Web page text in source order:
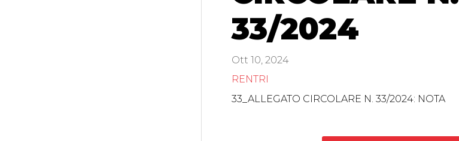
33/2024
Ott 10, 2024
RENTRI
33_ALLEGATO CIRCOLARE N. 33/2024: NOTA